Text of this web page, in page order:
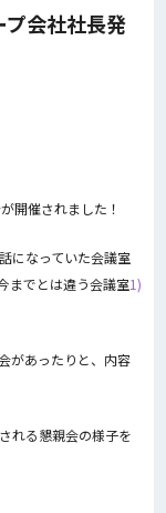
会社社長発
開催されました！
になっていた会議室
までとは違う会議室1)
があったりと、内容
れる懇親会の様子を